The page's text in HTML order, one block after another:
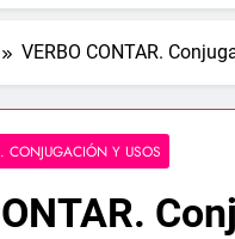
VERBO CONTAR.
CONJUGACIÓN Y USOS